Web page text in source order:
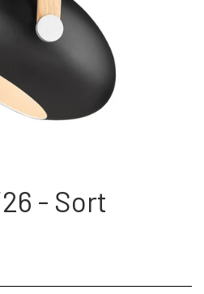
DETROIT
SEATTLE
MEDIA
BÆNKE
CHAISELONG
SKYDEDØRE
KØKKEN
VÆLGER DU
- Sort